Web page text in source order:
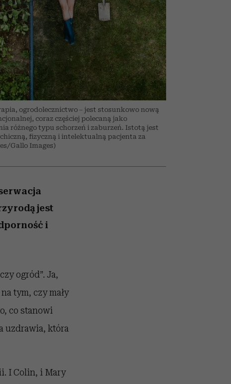
ogrodolecznictwo – jest stosunkowo nową
coraz częściej polecaną jako
różnego typu schorzeń i zaburzeń. Istotą jest
fizyczną i intelektualną pacjenta za
Gallo Images)
jest
i
ogród”. Ja,
tym, czy mały
co stanowi
uzdrawia, która
I Colin, i Mary